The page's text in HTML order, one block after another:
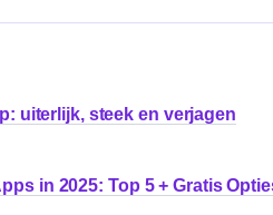
uiterlijk, steek en verjagen
in 2025: Top 5 + Gratis